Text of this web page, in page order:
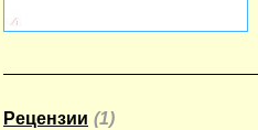
Рецензии (1)